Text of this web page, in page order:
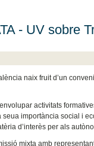
- UV sobre
naix fruit d’un
activitats
importància social i
d’interès per als
mixta amb